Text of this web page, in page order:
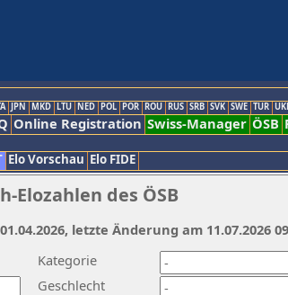
JPN MKD LTU NED POL POR ROU RUS SRB SVK SWE TUR
Online Registration Swiss-Manager ÖSB
Elo Vorschau Elo FIDE
des ÖSB
Kategorie
Geschlecht
letzte Änderung am 11.07.2026